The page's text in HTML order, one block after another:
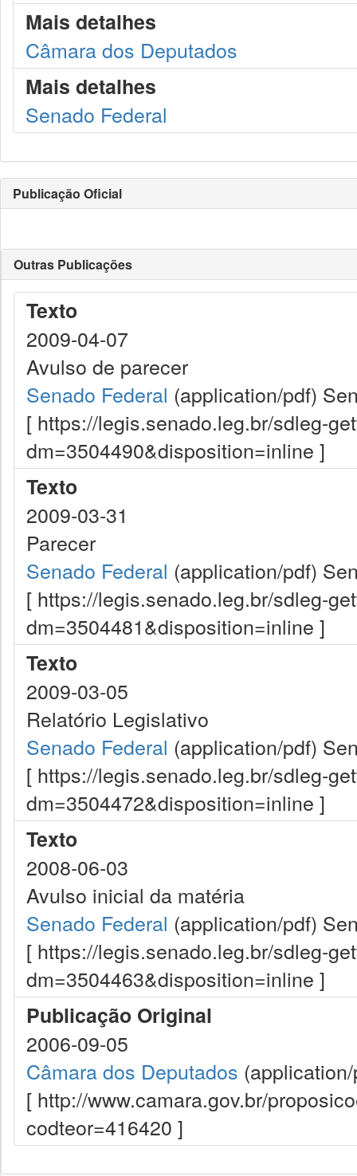
Mais detalhes
Câmara dos Deputados
Mais detalhes
Senado Federal
Publicação Oficial
Outras Publicações
Texto
2009-04-07
Avulso de parecer
Senado Federal (application/pdf)
[ https://legis.senado.leg.br/sdleg-
dm=3504490&disposition=inline ]
Texto
2009-03-31
Parecer
Senado Federal (application/pdf)
[ https://legis.senado.leg.br/sdleg-
dm=3504481&disposition=inline ]
Texto
2009-03-05
Relatório Legislativo
Senado Federal (application/pdf)
[ https://legis.senado.leg.br/sdleg-
dm=3504472&disposition=inline ]
Texto
2008-06-03
Avulso inicial da matéria
Senado Federal (application/pdf)
[ https://legis.senado.leg.br/sdleg-
dm=3504463&disposition=inline ]
Publicação Original
2006-09-05
Câmara dos Deputados
[ http://www.camara.gov.br/
codteor=416420 ]